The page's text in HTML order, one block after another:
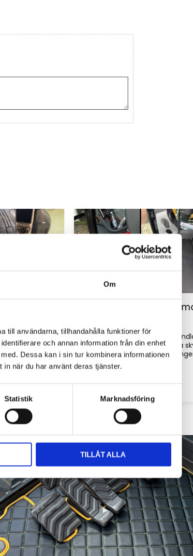
Om
till användarna, tillhandahålla funktioner för
och annan information från din enhet
Dessa kan i sin tur kombinera informationen
in när du har använt deras tjänster.
Statistik Marknadsföring
TILLÅT ALLA
en plats där
och ibland
Hur väljer du rätt
Golvmatta i maskinhytten
än bara utseende. Rätt matta
mot slitage, förenklar